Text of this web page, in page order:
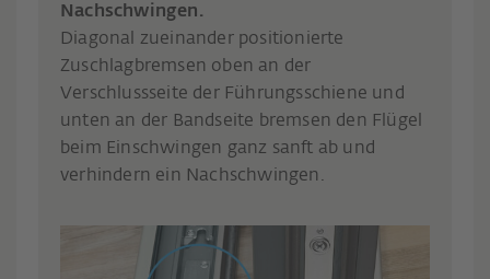
Nachschwingen.
Diagonal zueinander positionierte
Zuschlagbremsen oben an der
Verschlussseite der Führungsschiene und
unten an der Bandseite bremsen den Flügel
beim Einschwingen ganz sanft ab und
verhindern ein Nachschwingen.